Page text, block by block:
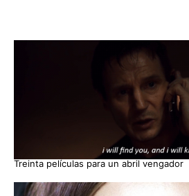
Treinta películas para un abril vengador